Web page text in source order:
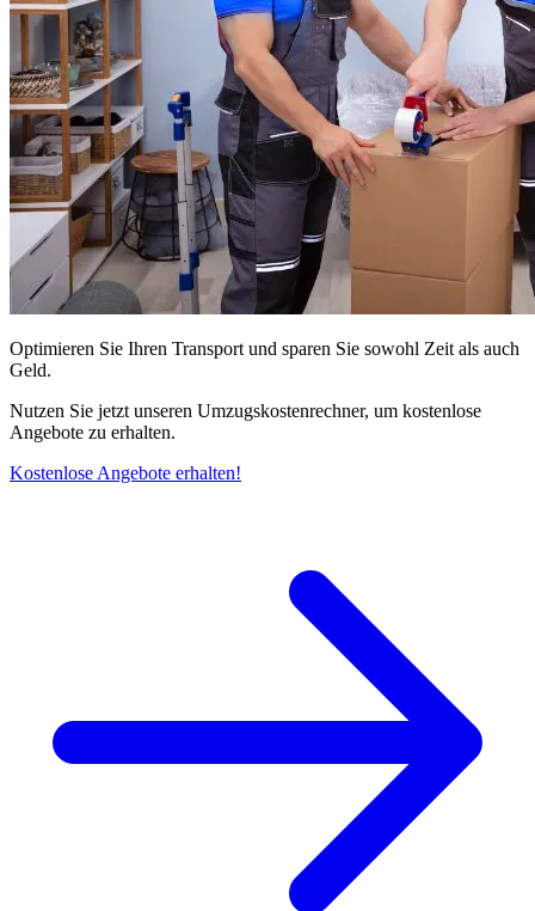
Optimieren Sie Ihren Transport und sparen Sie sowohl Zeit als auch
Geld.
Nutzen Sie jetzt unseren Umzugskostenrechner, um kostenlose
Angebote zu erhalten.
Kostenlose Angebote erhalten!